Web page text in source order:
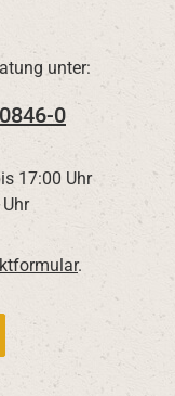
unter:
0
17:00 Uhr
.